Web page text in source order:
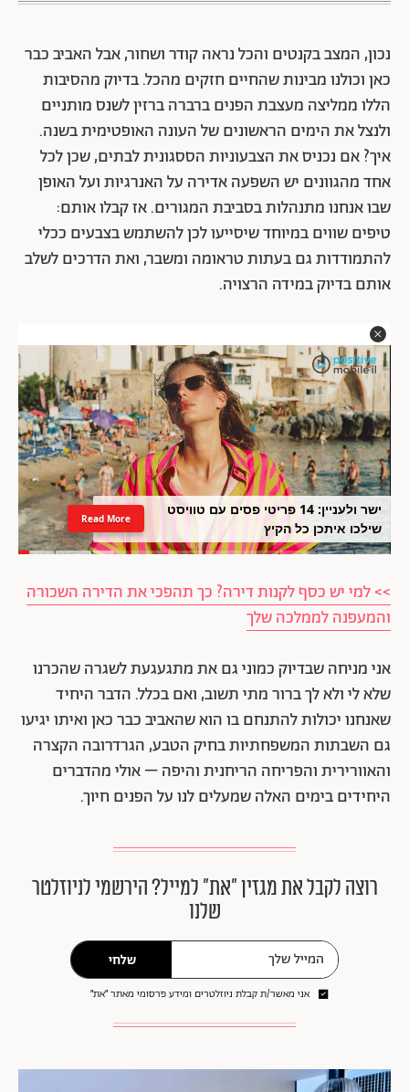
נכון, המצב בקנטים והכל נראה קודר ושחור, אבל האביב כבר
כאן וכולנו מבינות שהחיים חזקים מהכל. בדיוק מהסיבות
הללו ממליצה מעצבת הפנים ברברה ברזין לשנס מותניים
ולנצל את הימים הראשונים של העונה האופטימית בשנה.
איך? אם נכניס את הצבעוניות הססגונית לבתים, שכן לכל
אחד מהגוונים יש השפעה אדירה על האנרגיות ועל האופן
שבו אנחנו מתנהלות בסביבת המגורים. אז קבלו אותם:
טיפים שווים במיוחד שיסייעו לכן להשתמש בצבעים ככלי
להתמודדות גם בעתות טראומה ומשבר, ואת הדרכים לשלב
אותם בדיוק במידה הרצויה.
ישר ולעניין: 14 פריטי פסים עם טוויסט
שילכו איתכן כל הקיץ
Read More
>> למי יש כסף לקנות דירה? כך תהפכי את הדירה השכורה
והמעפנה לממלכה שלך
אני מניחה שבדיוק כמוני גם את מתגעגעת לשגרה שהכרנו
שלא לי ולא לך ברור מתי תשוב, ואם בכלל. הדבר היחיד
שאנחנו יכולות להתנחם בו הוא שהאביב כבר כאן ואיתו יגיעו
גם השבתות המשפחתיות בחיק הטבע, הגרדרובה הקצרה
והאוורירית והפריחה הריחנית והיפה – אולי מהדברים
היחידים בימים האלה שמעלים לנו על הפנים חיוך.
רוצה לקבל את מגזין ״את״ למייל? הירשמי לניוזלטר
שלנו
שלחי
אני מאשר/ת קבלת ניוזלטרים ומידע פרסומי מאתר ״את״